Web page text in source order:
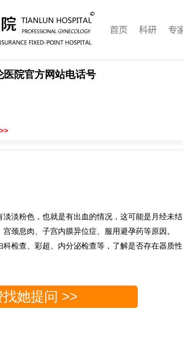
医院官方网站电话号
淡淡粉色，也就是有出血的情况，这可能是月经未结
颈息肉、子宫内膜异位症、服用避孕药等原因。
查、彩超、内分泌检查等，了解是否存在器质性
找她提问 >>